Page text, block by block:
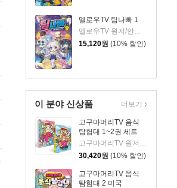
멜로우TV 팀나빠 1
멜로우TV 원저/안경순 저/쓰리포 그림
15,120원 (10% 할인)
이 분야 신상품
고구마머리TV 음식
탐험대 1~2권 세트
30,420원 (10% 할인)
고구마머리TV 음식
탐험대 2 미국
더보기